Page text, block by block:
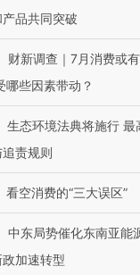
吸金
产们甘
粒摇头丸 尿检
届链博
“链”接产
品共同突破
财新调查｜7月消费或
哪些因素带动？
生态环境法典将施行 最
责规则
看空消费的“三大误区”
中东局势催化东南亚能
加速转型